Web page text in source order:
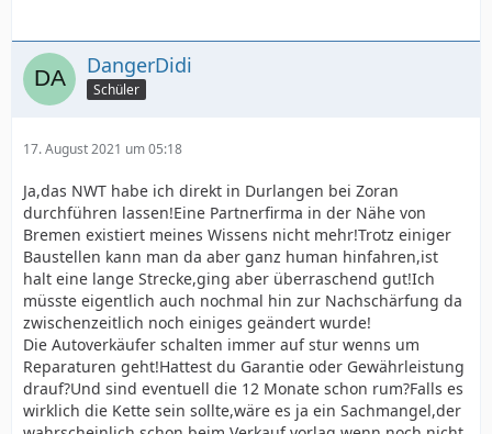
DangerDidi
Schüler
17. August 2021 um 05:18
Ja,das NWT habe ich direkt in Durlangen bei Zoran
durchführen lassen!Eine Partnerfirma in der Nähe von
Bremen existiert meines Wissens nicht mehr!Trotz einiger
Baustellen kann man da aber ganz human hinfahren,ist
halt eine lange Strecke,ging aber überraschend gut!Ich
müsste eigentlich auch nochmal hin zur Nachschärfung da
zwischenzeitlich noch einiges geändert wurde!
Die Autoverkäufer schalten immer auf stur wenns um
Reparaturen geht!Hattest du Garantie oder Gewährleistung
drauf?Und sind eventuell die 12 Monate schon rum?Falls es
wirklich die Kette sein sollte,wäre es ja ein Sachmangel,der